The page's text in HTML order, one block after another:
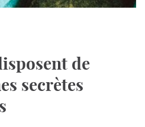
de
secrètes